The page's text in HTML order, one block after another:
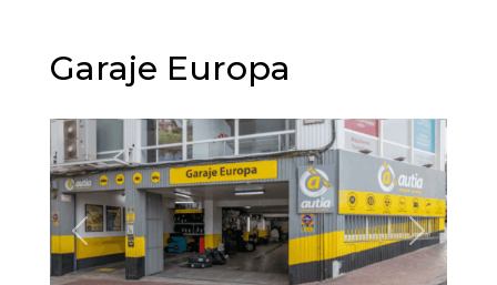
Garaje Europa
Anterior Siguiente